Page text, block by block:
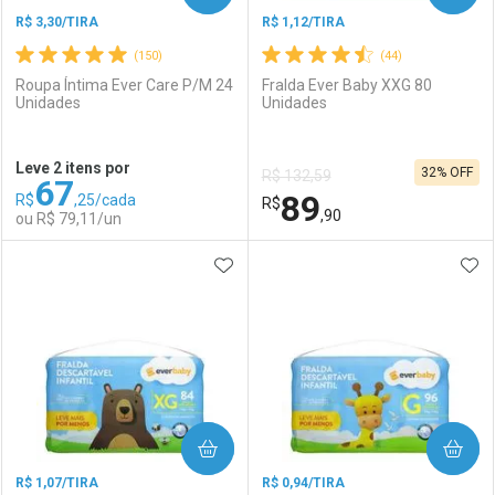
Comprar sem Desconto
Por R$ 105,38/cada
Comprar sem Desconto
Por R$ 105,38/cada
Comprar sem Desconto
Por R$ 92,90/cada
Comprar sem Desconto
Por R$ 92,90/cada
(150)
R$ 3,30/TIRA
Roupa Íntima Ever Care P/M 24
Unidades
Leve 2 itens por
R$67,25/cada
ou R$ 79,11/un
(44)
R$ 1,12/TIRA
Fralda Ever Baby XXG 80
Unidades
R$ 132,59
R$89,90
32% OFF
R$ 1,07/TIRA
ADICIONAR AOS FAVORITOS
COMPRAR
R$ 0,94/TIRA
COMPRAR